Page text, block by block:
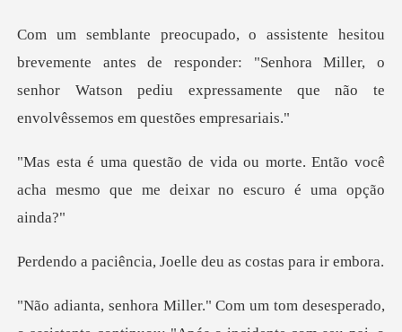
antes de responder: "Senhora Miller, o
senhor Watson pediu ex
morte. Então você
acha mesmo que me
a, Joelle deu as co